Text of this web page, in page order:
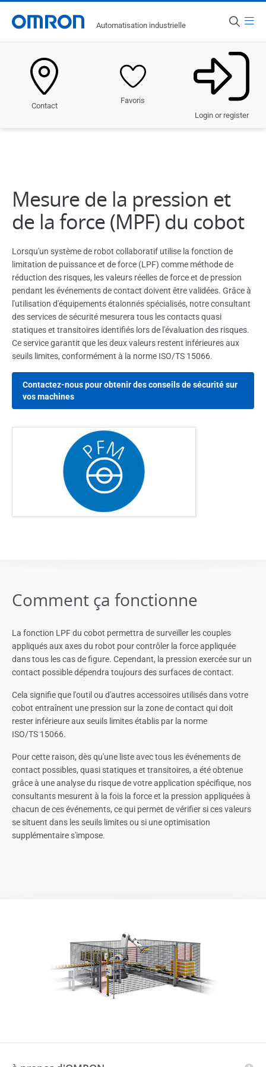
Automatisation industrielle
Contact
Favoris
Login or register
Belgique
Produits
Retour Services et assistance
Assistance
Actualités
Mesure de la pression et
de la force (MPF) du cobot
Lorsqu'un système de robot collaboratif utilise la fonction de
limitation de puissance et de force (LPF) comme méthode de
réduction des risques, les valeurs réelles de force et de pression
pendant les événements de contact doivent être validées. Grâce à
l'utilisation d'équipements étalonnés spécialisés, notre consultant
des services de sécurité mesurera tous les contacts quasi
statiques et transitoires identifiés lors de l'évaluation des risques.
Ce service garantit que les deux valeurs restent inférieures aux
seuils limites, conformément à la norme ISO/TS 15066.
Contactez-nous pour obtenir des conseils de sécurité sur
vos machines
Comment ça fonctionne
La fonction LPF du cobot permettra de surveiller les couples
appliqués aux axes du robot pour contrôler la force appliquée
dans tous les cas de figure. Cependant, la pression exercée sur un
contact possible dépendra toujours des surfaces de contact.
Cela signifie que l'outil ou d'autres accessoires utilisés dans votre
cobot entraînent une pression sur la zone de contact qui doit
rester inférieure aux seuils limites établis par la norme
ISO/TS 15066.
Pour cette raison, dès qu'une liste avec tous les événements de
contact possibles, quasi statiques et transitoires, a été obtenue
grâce à une analyse du risque de votre application spécifique, nos
consultants mesurent à la fois la force et la pression appliquées à
chacun de ces événements, ce qui permet de vérifier si ces valeurs
se situent dans les seuils limites ou si une optimisation
supplémentaire s'impose.